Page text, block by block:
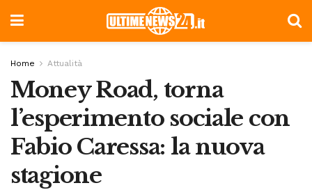
Home Attualità
Money Road, torna
l’esperimento sociale con
Fabio Caressa: la nuova
stagione